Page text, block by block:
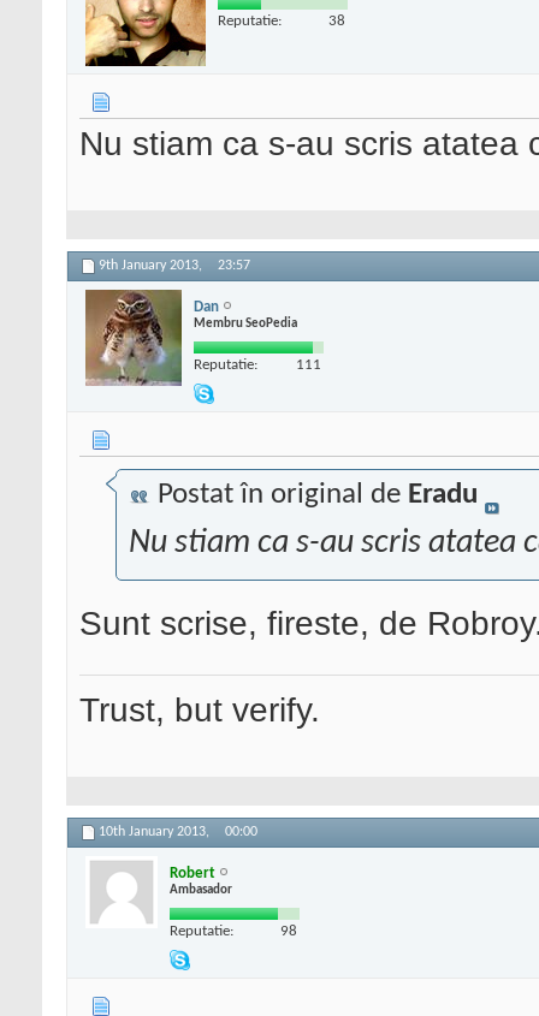
Reputatie: 38
Nu stiam ca s-au scris atatea
9th January 2013, 23:57
Dan
Membru SeoPedia
Reputatie: 111
Postat în original de Eradu
Nu stiam ca s-au scris atatea
Sunt scrise, fireste, de
Trust, but verify.
10th January 2013, 00:00
Robert
Ambasador
Reputatie: 98